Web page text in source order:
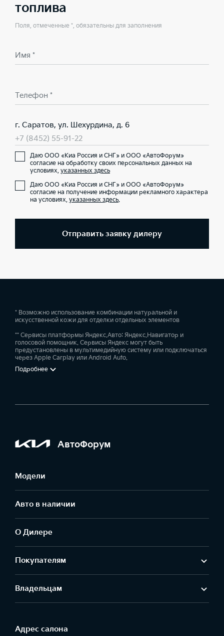
топлива
Поля, отмеченные *, обязательны для заполнения
Имя *
Телефон *
г. Саратов, ул. Шехурдина, д. 6
+7 (8452) 55-91-22
Даю ООО «Киа Россия и СНГ» и ООО «АвтоФорум»
согласие на обработку своих персональных данных на
условиях, указанных здесь
Даю ООО «Киа Россия и СНГ» и ООО «АвтоФорум»
согласие на получение информации рекламного характера
на условиях, указанных здесь.
Отправить заявку дилеру
* Возможно использование комбинации натуральной и
искусственной кожи для отделки отдельных элементов
** Сервисы платформы Яндекс.Авто: Яндекс.Навигатор и
голосовой помощник. Сервисы Яндекс могут быть
предустановлены в мультимедийную систему или подключаться
через Apple Carplay или Android Auto.
Подробнее
АвтоФорум
Модели
Авто в наличии
О Дилере
Покупателям
Владельцам
Адрес салонa